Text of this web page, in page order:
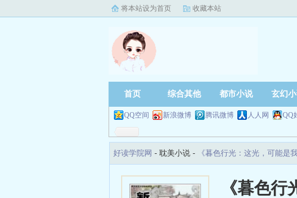
将本站设为首页 收藏本站
首页 综合其他 都市小说 玄幻
QQ空间 新浪微博 腾讯微博 人人网 QQ
好读学院网 - 耽美小说 - 《暮色行光：这光，可能
《暮色